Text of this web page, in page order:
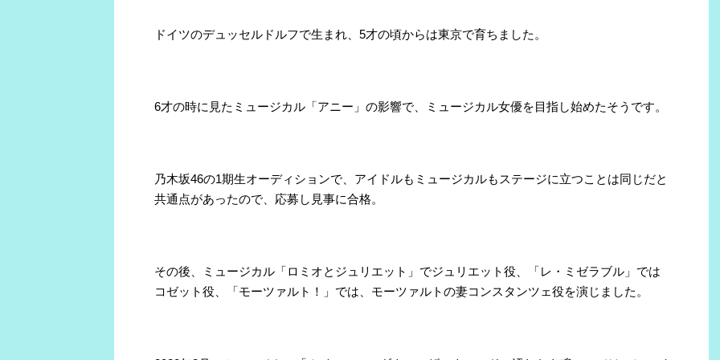
ドイツのデュッセルドルフで生まれ、5才の頃からは東京で育ちました。
6才の時に見たミュージカル「アニー」の影響で、ミュージカル女優を目指し始めたそうです。
乃木坂46の1期生オーディションで、アイドルもミュージカルもステージに立つことは同じだと
共通点があったので、応募し見事に合格。
その後、ミュージカル「ロミオとジュリエット」でジュリエット役、「レ・ミゼラブル」では
コゼット役、「モーツァルト！」では、モーツァルトの妻コンスタンツェ役を演じました。